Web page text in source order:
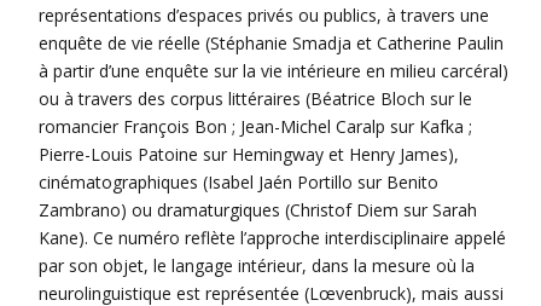
représentations d’espaces privés ou publics, à travers une
enquête de vie réelle (Stéphanie Smadja et Catherine Paulin
à partir d’une enquête sur la vie intérieure en milieu carcéral)
ou à travers des corpus littéraires (Béatrice Bloch sur le
romancier François Bon ; Jean-Michel Caralp sur Kafka ;
Pierre-Louis Patoine sur Hemingway et Henry James),
cinématographiques (Isabel Jaén Portillo sur Benito
Zambrano) ou dramaturgiques (Christof Diem sur Sarah
Kane). Ce numéro reflète l’approche interdisciplinaire appelé
par son objet, le langage intérieur, dans la mesure où la
neurolinguistique est représentée (Lœvenbruck), mais aussi